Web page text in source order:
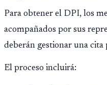
Para obtener el DPI, los
acompañados por sus
deberán gestionar una cita
El proceso incluirá: